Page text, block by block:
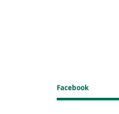
Facebook